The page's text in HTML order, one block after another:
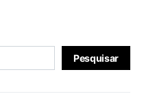
Pesquisar